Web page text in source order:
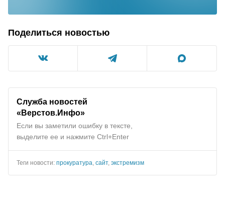
Поделиться новостью
Служба новостей
«Верстов.Инфо»
Если вы заметили ошибку в тексте,
выделите ее и нажмите Ctrl+Enter
Теги новости: прокуратура сайт, экстремизм